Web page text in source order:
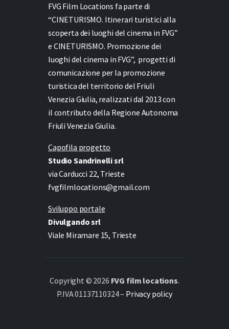
FVG Film Locations fa parte di
“CINETURISMO. Itinerari turistici alla
scoperta dei luoghi del cinema in FVG”
e CINETURISMO. Promozione dei
luoghi del cinema in FVG”, progetti di
comunicazione per la promozione
turistica del territorio del Friuli
Venezia Giulia, realizzati dal 2013 con
il contributo della Regione Autonoma
Friuli Venezia Giulia.
Capofila progetto
Studio Sandrinelli srl
via Carducci 22, Trieste
fvgfilmlocations@gmail.com
Sviluppo portale
Divulgando srl
Viale Miramare 15, Trieste
Copyright © 2026 FVG film locations.
P.IVA 01137110324 – Privacy policy